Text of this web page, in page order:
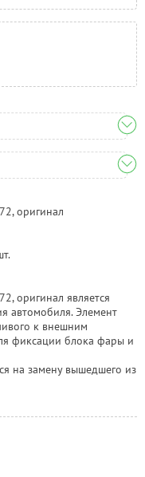
оригинал
оригинал является
автомобиля. Элемент
к внешним
фиксации блока фары и
на замену вышедшего из